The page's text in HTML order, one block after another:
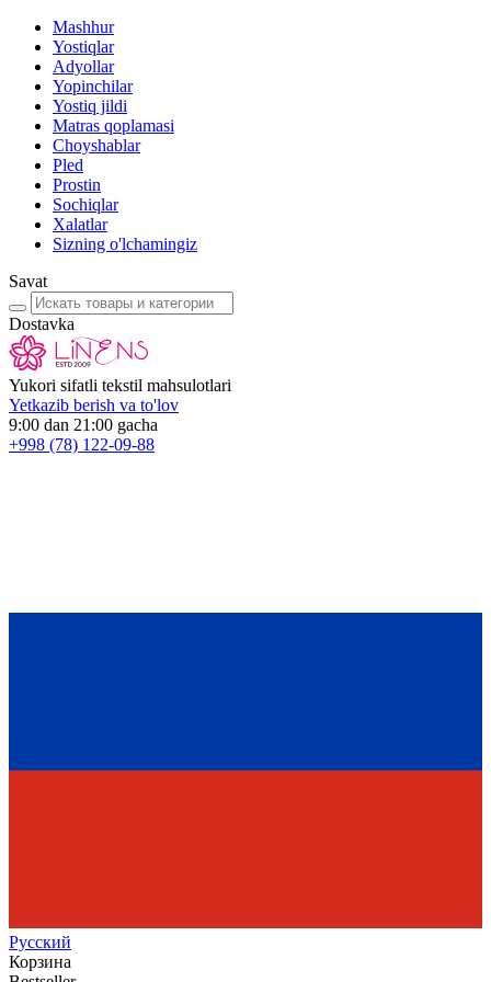
Mashhur
Yostiqlar
Adyollar
Yopinchilar
Yostiq jildi
Matras qoplamasi
Choyshablar
Pled
Prostin
Sochiqlar
Xalatlar
Sizning o'lchamingiz
Savat
Dostavka
Yukori sifatli tekstil mahsulotlari
Yetkazib berish va to'lov
9:00 dan 21:00 gacha
+998 (78) 122-09-88
Русский
Корзина